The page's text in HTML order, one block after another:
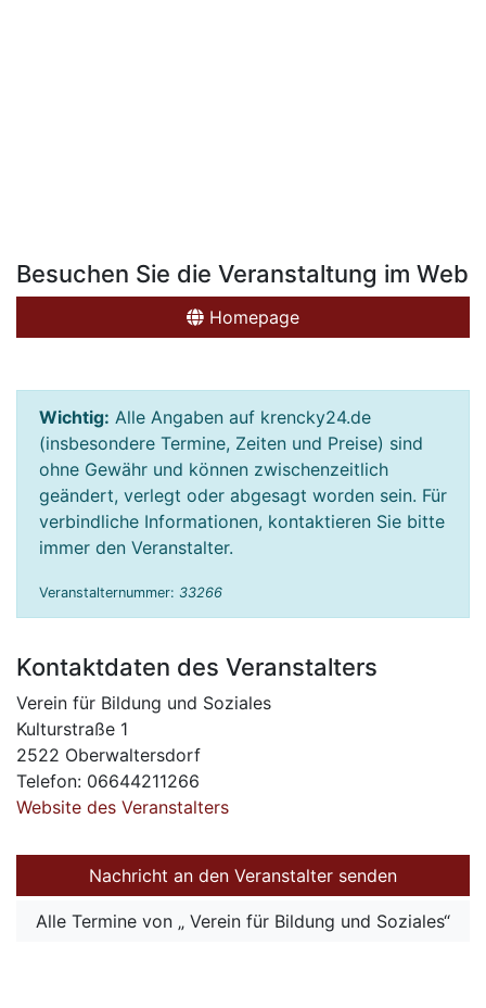
Besuchen Sie die Veranstaltung im Web
Homepage
Wichtig: Alle Angaben auf krencky24.de
(insbesondere Termine, Zeiten und Preise) sind
ohne Gewähr und können zwischenzeitlich
geändert, verlegt oder abgesagt worden sein. Für
verbindliche Informationen, kontaktieren Sie bitte
immer den Veranstalter.
Veranstalternummer: 33266
Kontaktdaten des Veranstalters
Verein für Bildung und Soziales
Kulturstraße 1
2522 Oberwaltersdorf
Telefon: 06644211266
Website des Veranstalters
Nachricht an den Veranstalter senden
Alle Termine von „ Verein für Bildung und Soziales“